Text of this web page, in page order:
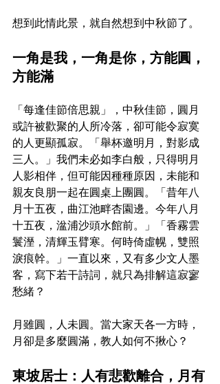
想到此情此景，就自然想到中秋節了。
一角是我，一角是你，方能圓，
方能滿
「每逢佳節倍思親」，中秋佳節，圓月
或許被歡聚的人所冷落，卻可能令寂寞
的人更顯孤寂。「舉杯邀明月，對影成
三人。」我們未必如李白般，只得明月
人影相伴，但可能因種種原因，未能和
親友良朋一起在圓桌上團圓。「昔年八
月十五夜，曲江池畔杏園邊。今年八月
十五夜，湓浦沙頭水館前。」「香霧雲
鬟溼，清輝玉臂寒。何時倚虛幌，雙照
淚痕幹。」一直以來，又有多少文人墨
客，寫下若干詩詞，就只為排解這寂寥
愁緒？
月雖圓，人未圓。當大家天各一方時，
月卻是多麼圓滿，教人如何不揪心？
東坡居士：人有悲歡離合，月有